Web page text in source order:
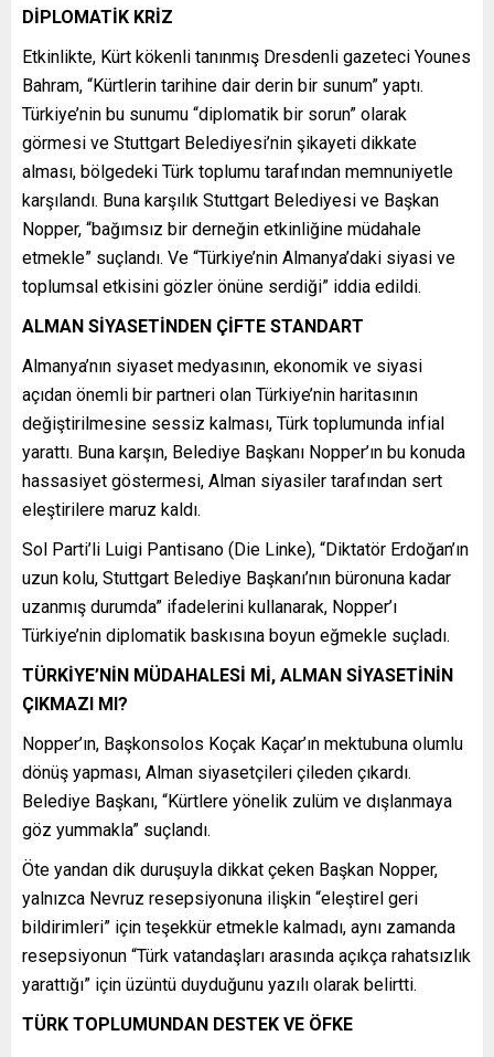
DİPLOMATİK KRİZ
Etkinlikte, Kürt kökenli tanınmış Dresdenli gazeteci Younes
Bahram, “Kürtlerin tarihine dair derin bir sunum” yaptı.
Türkiye’nin bu sunumu “diplomatik bir sorun” olarak
görmesi ve Stuttgart Belediyesi’nin şikayeti dikkate
alması, bölgedeki Türk toplumu tarafından memnuniyetle
karşılandı. Buna karşılık Stuttgart Belediyesi ve Başkan
Nopper, “bağımsız bir derneğin etkinliğine müdahale
etmekle” suçlandı. Ve “Türkiye’nin Almanya’daki siyasi ve
toplumsal etkisini gözler önüne serdiği” iddia edildi.
ALMAN SİYASETİNDEN ÇİFTE STANDART
Almanya’nın siyaset medyasının, ekonomik ve siyasi
açıdan önemli bir partneri olan Türkiye’nin haritasının
değiştirilmesine sessiz kalması, Türk toplumunda infial
yarattı. Buna karşın, Belediye Başkanı Nopper’ın bu konuda
hassasiyet göstermesi, Alman siyasiler tarafından sert
eleştirilere maruz kaldı.
Sol Parti’li Luigi Pantisano (Die Linke), “Diktatör Erdoğan’ın
uzun kolu, Stuttgart Belediye Başkanı’nın büronuna kadar
uzanmış durumda” ifadelerini kullanarak, Nopper’ı
Türkiye’nin diplomatik baskısına boyun eğmekle suçladı.
TÜRKİYE’NİN MÜDAHALESİ Mİ, ALMAN SİYASETİNİN
ÇIKMAZI MI?
Nopper’ın, Başkonsolos Koçak Kaçar’ın mektubuna olumlu
dönüş yapması, Alman siyasetçileri çileden çıkardı.
Belediye Başkanı, “Kürtlere yönelik zulüm ve dışlanmaya
göz yummakla” suçlandı.
Öte yandan dik duruşuyla dikkat çeken Başkan Nopper,
yalnızca Nevruz resepsiyonuna ilişkin “eleştirel geri
bildirimleri” için teşekkür etmekle kalmadı, aynı zamanda
resepsiyonun “Türk vatandaşları arasında açıkça rahatsızlık
yarattığı” için üzüntü duyduğunu yazılı olarak belirtti.
TÜRK TOPLUMUNDAN DESTEK VE ÖFKE